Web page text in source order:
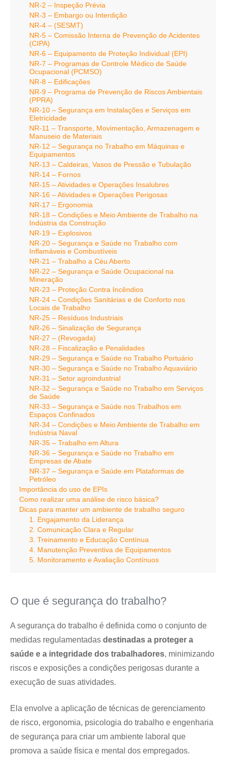
NR-2 – Inspeção Prévia
NR-3 – Embargo ou Interdição
NR-4 – (SESMT)
NR-5 – Comissão Interna de Prevenção de Acidentes
(CIPA)
NR-6 – Equipamento de Proteção Individual (EPI)
NR-7 – Programas de Controle Médico de Saúde
Ocupacional (PCMSO)
NR-8 – Edificações
NR-9 – Programa de Prevenção de Riscos Ambientais
(PPRA)
NR-10 – Segurança em Instalações e Serviços em
Eletricidade
NR-11 – Transporte, Movimentação, Armazenagem e
Manuseio de Materiais
NR-12 – Segurança no Trabalho em Máquinas e
Equipamentos
NR-13 – Caldeiras, Vasos de Pressão e Tubulação
NR-14 – Fornos
NR-15 – Atividades e Operações Insalubres
NR-16 – Atividades e Operações Perigosas
NR-17 – Ergonomia
NR-18 – Condições e Meio Ambiente de Trabalho na
Indústria da Construção
NR-19 – Explosivos
NR-20 – Segurança e Saúde no Trabalho com
Inflamáveis e Combustíveis
NR-21 – Trabalho a Céu Aberto
NR-22 – Segurança e Saúde Ocupacional na
Mineração
NR-23 – Proteção Contra Incêndios
NR-24 – Condições Sanitárias e de Conforto nos
Locais de Trabalho
NR-25 – Resíduos Industriais
NR-26 – Sinalização de Segurança
NR-27 – (Revogada)
NR-28 – Fiscalização e Penalidades
NR-29 – Segurança e Saúde no Trabalho Portuário
NR-30 – Segurança e Saúde no Trabalho Aquaviário
NR-31 – Setor agroindustrial
NR-32 – Segurança e Saúde no Trabalho em Serviços
de Saúde
NR-33 – Segurança e Saúde nos Trabalhos em
Espaços Confinados
NR-34 – Condições e Meio Ambiente de Trabalho em
Indústria Naval
NR-35 – Trabalho em Altura
NR-36 – Segurança e Saúde no Trabalho em
Empresas de Abate
NR-37 – Segurança e Saúde em Plataformas de
Petróleo
Importância do uso de EPIs
Como realizar uma análise de risco básica?
Dicas para manter um ambiente de trabalho seguro
1. Engajamento da Liderança
2. Comunicação Clara e Regular
3. Treinamento e Educação Contínua
4. Manutenção Preventiva de Equipamentos
5. Monitoramento e Avaliação Contínuos
O que é segurança do trabalho?
A segurança do trabalho é definida como o conjunto de
medidas regulamentadas destinadas a proteger a
saúde e a integridade dos trabalhadores, minimizando
riscos e exposições a condições perigosas durante a
execução de suas atividades.
Ela envolve a aplicação de técnicas de gerenciamento
de risco, ergonomia, psicologia do trabalho e engenharia
de segurança para criar um ambiente laboral que
promova a saúde física e mental dos empregados.